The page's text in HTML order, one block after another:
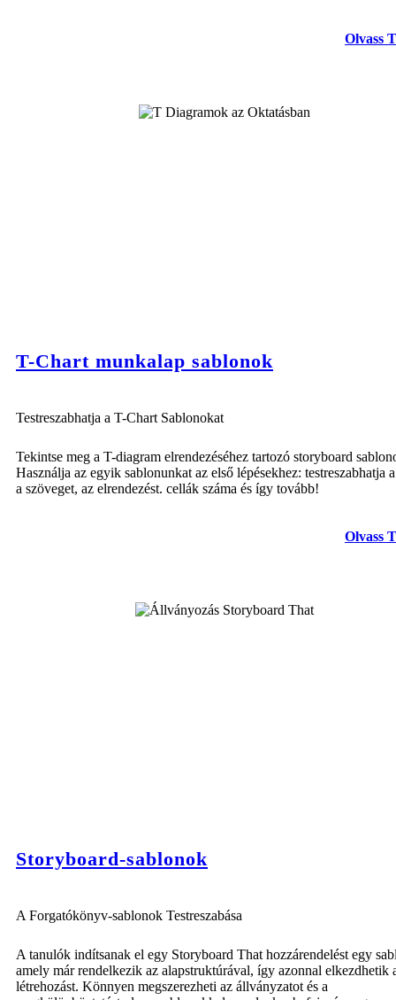
Olvass
T-Chart munkalap sablonok
Testreszabhatja a T-Chart Sablonokat
Tekintse meg a T-diagram elrendezéséhez tartozó storyboard
Használja az egyik sablonunkat az első lépésekhez: testreszabhatja
a szöveget, az elrendezést. cellák száma és így tovább!
Olvass
Storyboard-sablonok
A Forgatókönyv-sablonok Testreszabása
A tanulók indítsanak el egy Storyboard That hozzárendelést egy
amely már rendelkezik az alapstruktúrával, így azonnal elkezdhetik
létrehozást. Könnyen megszerezheti az állványzatot és a